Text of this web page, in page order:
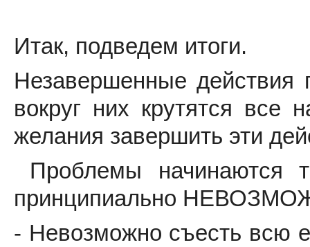
Итак, подведем итоги.
Незавершенные действия
вокруг них крутятся
желания завершить эти
Проблемы начинаются
принципиально
- Невозможно съесть всю